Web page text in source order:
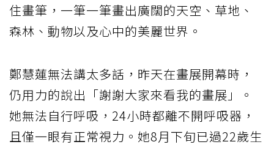
住畫筆，一筆一筆畫出廣闊的天空、草地、
森林、動物以及心中的美麗世界。
鄭慧蓮無法講太多話，昨天在畫展開幕時，
仍用力的說出「謝謝大家來看我的畫展」。
她無法自行呼吸，24小時都離不開呼吸器，
且僅一眼有正常視力。她8月下旬已過22歲生